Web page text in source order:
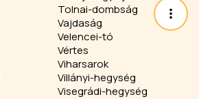
Tolnai-dombság
Vajdaság
Velencei-tó
Vértes
Viharsarok
Villányi-hegység
Visegrádi-hegység